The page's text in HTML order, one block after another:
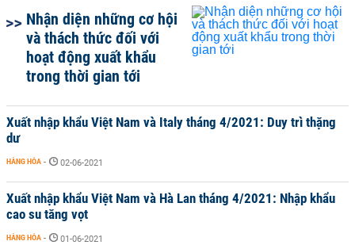
Nhận diện những cơ hội
và thách thức đối với
hoạt động xuất khẩu
trong thời gian tới
Xuất nhập khẩu Việt Nam và Italy tháng 4/2021: Duy trì thặng
dư
HÀNG HÓA - 02-06-2021
Xuất nhập khẩu Việt Nam và Hà Lan tháng 4/2021: Nhập khẩu
cao su tăng vọt
HÀNG HÓA - 01-06-2021